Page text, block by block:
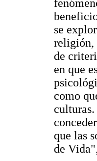
se
religión,
de
en que
como
que las
de